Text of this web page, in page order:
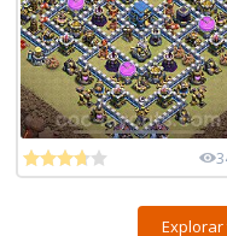
Explorar